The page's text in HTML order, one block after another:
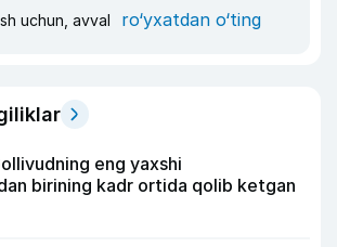
uchun, avval ro‘yxatdan o‘ting
eng yaxshi
birining kadr ortida qolib ketgan